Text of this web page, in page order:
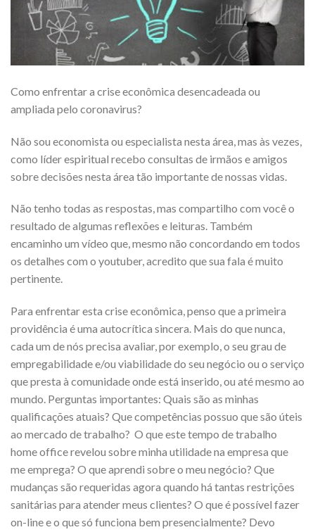
Como enfrentar a crise econômica desencadeada ou
ampliada pelo coronavirus?
Não sou economista ou especialista nesta área, mas às vezes,
como líder espiritual recebo consultas de irmãos e amigos
sobre decisões nesta área tão importante de nossas vidas.
Não tenho todas as respostas, mas compartilho com você o
resultado de algumas reflexões e leituras. Também
encaminho um vídeo que, mesmo não concordando em todos
os detalhes com o youtuber, acredito que sua fala é muito
pertinente.
Para enfrentar esta crise econômica, penso que a primeira
providência é uma autocrítica sincera. Mais do que nunca,
cada um de nós precisa avaliar, por exemplo, o seu grau de
empregabilidade e/ou viabilidade do seu negócio ou o serviço
que presta à comunidade onde está inserido, ou até mesmo ao
mundo. Perguntas importantes: Quais são as minhas
qualificações atuais? Que competências possuo que são úteis
ao mercado de trabalho? O que este tempo de trabalho
home office revelou sobre minha utilidade na empresa que
me emprega? O que aprendi sobre o meu negócio? Que
mudanças são requeridas agora quando há tantas restrições
sanitárias para atender meus clientes? O que é possível fazer
on-line e o que só funciona bem presencialmente? Devo